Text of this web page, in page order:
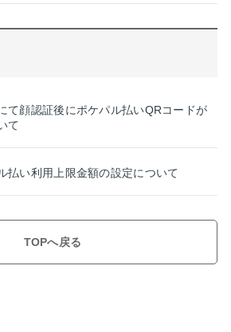
て顔認証後にポケパル払いQRコードが
て
払い利用上限金額の設定について
TOPへ戻る